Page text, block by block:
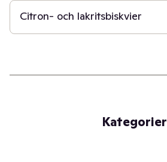
Citron- och lakritsbiskvier
Kategorier